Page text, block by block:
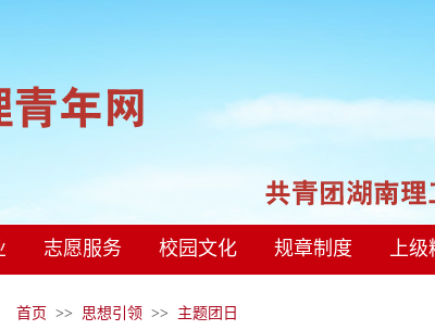
志愿服务 校园文化 规章制度 上级
首页 >> 思想引领 >> 主题团日